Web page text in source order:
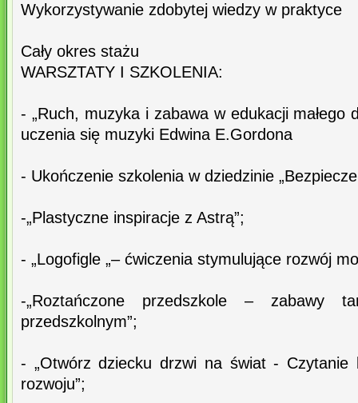
Wykorzystywanie zdobytej wiedzy w praktyce
Cały okres stażu
WARSZTATY I SZKOLENIA:
- „Ruch, muzyka i zabawa w edukacji małego
uczenia się muzyki Edwina E.Gordona
- Ukończenie szkolenia w dziedzinie
-„Plastyczne inspiracje z Astrą”;
- „Logofigle „– ćwiczenia stymulujące rozwój
-„Roztańczone przedszkole – zabawy
przedszkolnym”;
- „Otwórz dziecku drzwi na świat - Czytanie
rozwoju”;